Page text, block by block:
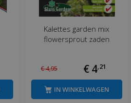
Kalettes garden mix
flowersprout zaden
€4,95 € 4,21
IN WINKELWAGEN